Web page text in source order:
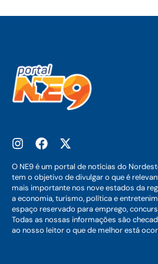
O NE9 é um portal de notícias do
tem o objetivo de divulgar o que é
mais importante nos nove estados da
a economia, turismo, política e
espaço reservado para emprego,
Todas as nossas informações são
ao nosso leitor o que de melhor está